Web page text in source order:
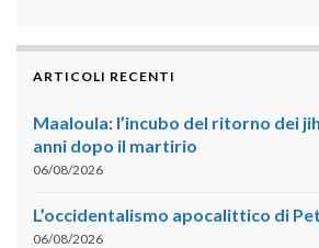
ARTICOLI RECENTI
Maaloula: l’incubo del ritorno dei
anni dopo il martirio
06/08/2026
L’occidentalismo apocalittico di
06/08/2026